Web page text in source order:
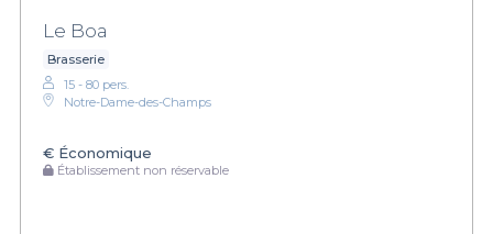
Le Boa
Brasserie
15 - 80 pers.
Notre-Dame-des-Champs
€ Économique
Établissement non réservable